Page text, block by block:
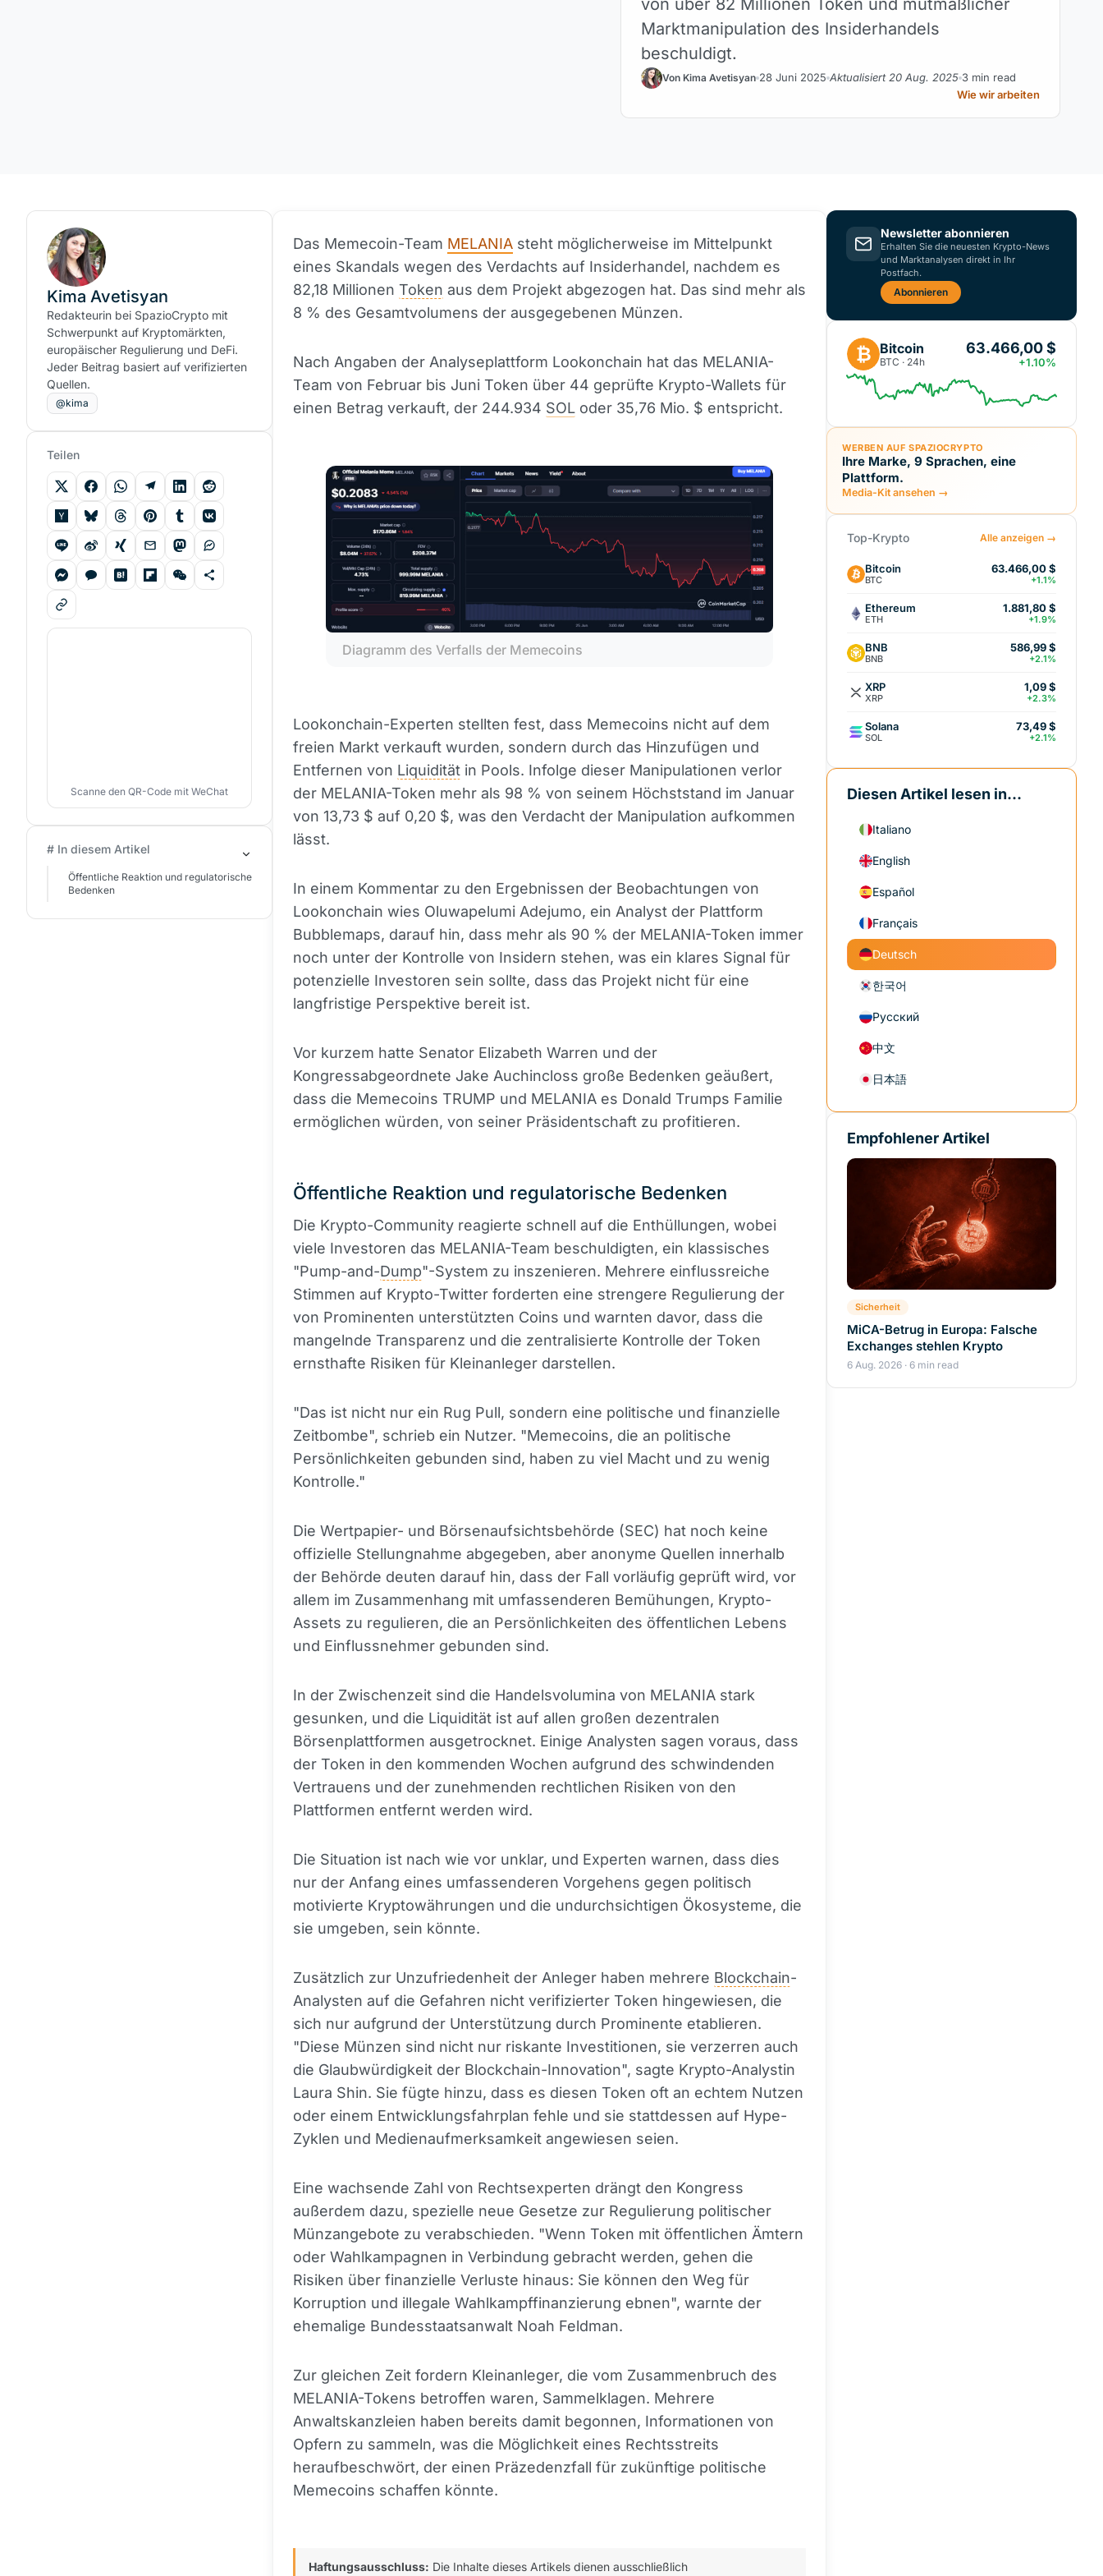
Marktmanipulation des Insiderhandels
beschuldigt.
Von Kima Avetisyan 28 Juni 2025 Aktualisiert 20 Aug. 2025 3 min read
Wie wir arbeiten
Das Memecoin-Team MELANIA steht möglicherweise im Mittelpunkt
eines Skandals wegen des Verdachts auf Insiderhandel, nachdem es
82,18 Millionen Token aus dem Projekt abgezogen hat. Das sind mehr als
8 % des Gesamtvolumens der ausgegebenen Münzen.
Nach Angaben der Analyseplattform Lookonchain hat das MELANIA-
Team von Februar bis Juni Token über 44 geprüfte Krypto-Wallets für
einen Betrag verkauft, der 244.934 SOL oder 35,76 Mio. $ entspricht.
Diagramm des Verfalls der Memecoins
Lookonchain-Experten stellten fest, dass Memecoins nicht auf dem
freien Markt verkauft wurden, sondern durch das Hinzufügen und
Entfernen von Liquidität in Pools. Infolge dieser Manipulationen verlor
der MELANIA-Token mehr als 98 % von seinem Höchststand im Januar
von 13,73 $ auf 0,20 $, was den Verdacht der Manipulation aufkommen
lässt.
In einem Kommentar zu den Ergebnissen der Beobachtungen von
Lookonchain wies Oluwapelumi Adejumo, ein Analyst der Plattform
Bubblemaps, darauf hin, dass mehr als 90 % der MELANIA-Token immer
noch unter der Kontrolle von Insidern stehen, was ein klares Signal für
potenzielle Investoren sein sollte, dass das Projekt nicht für eine
langfristige Perspektive bereit ist.
Vor kurzem hatte Senator Elizabeth Warren und der
Kongressabgeordnete Jake Auchincloss große Bedenken geäußert,
dass die Memecoins TRUMP und MELANIA es Donald Trumps Familie
ermöglichen würden, von seiner Präsidentschaft zu profitieren.
Öffentliche Reaktion und regulatorische Bedenken
Die Krypto-Community reagierte schnell auf die Enthüllungen, wobei
viele Investoren das MELANIA-Team beschuldigten, ein klassisches
"Pump-and-Dump"-System zu inszenieren. Mehrere einflussreiche
Stimmen auf Krypto-Twitter forderten eine strengere Regulierung der
von Prominenten unterstützten Coins und warnten davor, dass die
mangelnde Transparenz und die zentralisierte Kontrolle der Token
ernsthafte Risiken für Kleinanleger darstellen.
"Das ist nicht nur ein Rug Pull, sondern eine politische und finanzielle
Zeitbombe", schrieb ein Nutzer. "Memecoins, die an politische
Persönlichkeiten gebunden sind, haben zu viel Macht und zu wenig
Kontrolle."
Die Wertpapier- und Börsenaufsichtsbehörde (SEC) hat noch keine
offizielle Stellungnahme abgegeben, aber anonyme Quellen innerhalb
der Behörde deuten darauf hin, dass der Fall vorläufig geprüft wird, vor
allem im Zusammenhang mit umfassenderen Bemühungen, Krypto-
Assets zu regulieren, die an Persönlichkeiten des öffentlichen Lebens
und Einflussnehmer gebunden sind.
In der Zwischenzeit sind die Handelsvolumina von MELANIA stark
gesunken, und die Liquidität ist auf allen großen dezentralen
Börsenplattformen ausgetrocknet. Einige Analysten sagen voraus, dass
der Token in den kommenden Wochen aufgrund des schwindenden
Vertrauens und der zunehmenden rechtlichen Risiken von den
Plattformen entfernt werden wird.
Die Situation ist nach wie vor unklar, und Experten warnen, dass dies
nur der Anfang eines umfassenderen Vorgehens gegen politisch
motivierte Kryptowährungen und die undurchsichtigen Ökosysteme, die
sie umgeben, sein könnte.
Zusätzlich zur Unzufriedenheit der Anleger haben mehrere Blockchain-
Analysten auf die Gefahren nicht verifizierter Token hingewiesen, die
sich nur aufgrund der Unterstützung durch Prominente etablieren.
"Diese Münzen sind nicht nur riskante Investitionen, sie verzerren auch
die Glaubwürdigkeit der Blockchain-Innovation", sagte Krypto-Analystin
Laura Shin. Sie fügte hinzu, dass es diesen Token oft an echtem Nutzen
oder einem Entwicklungsfahrplan fehle und sie stattdessen auf Hype-
Zyklen und Medienaufmerksamkeit angewiesen seien.
Eine wachsende Zahl von Rechtsexperten drängt den Kongress
außerdem dazu, spezielle neue Gesetze zur Regulierung politischer
Münzangebote zu verabschieden. "Wenn Token mit öffentlichen Ämtern
oder Wahlkampagnen in Verbindung gebracht werden, gehen die
Risiken über finanzielle Verluste hinaus: Sie können den Weg für
Korruption und illegale Wahlkampffinanzierung ebnen", warnte der
ehemalige Bundesstaatsanwalt Noah Feldman.
Zur gleichen Zeit fordern Kleinanleger, die vom Zusammenbruch des
MELANIA-Tokens betroffen waren, Sammelklagen. Mehrere
Anwaltskanzleien haben bereits damit begonnen, Informationen von
Opfern zu sammeln, was die Möglichkeit eines Rechtsstreits
heraufbeschwört, der einen Präzedenzfall für zukünftige politische
Memecoins schaffen könnte.
Haftungsausschluss: Die Inhalte dieses Artikels dienen ausschließlich
Kima Avetisyan
Redakteurin bei SpazioCrypto mit
Schwerpunkt auf Kryptomärkten,
europäischer Regulierung und DeFi.
Jeder Beitrag basiert auf verifizierten
Quellen.
@kima
Teilen
Scanne den QR-Code mit WeChat
# In diesem Artikel
Öffentliche Reaktion und regulatorische
Bedenken
Newsletter abonnieren
Erhalten Sie die neuesten Krypto-News
und Marktanalysen direkt in Ihr
Postfach.
Abonnieren
₿ Bitcoin
BTC · 24h
63.466,00 $
+1.10%
WERBEN AUF SPAZIOCRYPTO
Ihre Marke, 9 Sprachen, eine
Plattform.
Media-Kit ansehen →
Top-Krypto Alle anzeigen →
Bitcoin
BTC
63.466,00 $
+1.1%
Ethereum
ETH
1.881,80 $
+1.9%
BNB
BNB
586,99 $
+2.1%
XRP
XRP
1,09 $
+2.3%
Solana
SOL
73,49 $
+2.1%
Diesen Artikel lesen in...
Italiano
English
Español
Français
Deutsch
한국어
Русский
中文
日本語
Empfohlener Artikel
Sicherheit
MiCA-Betrug in Europa: Falsche
Exchanges stehlen Krypto
6 Aug. 2026 · 6 min read